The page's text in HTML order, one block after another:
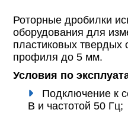
Роторные дробилки
оборудования для
пластиковых твердых
профиля до 5 мм.
Условия по
Подключение к
В и частотой 50 Гц;